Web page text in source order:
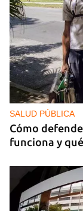
SALUD PÚBLICA
Cómo
funciona y